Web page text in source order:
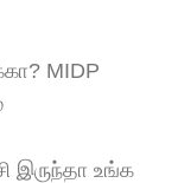
MIDP
இருந்தா உங்க